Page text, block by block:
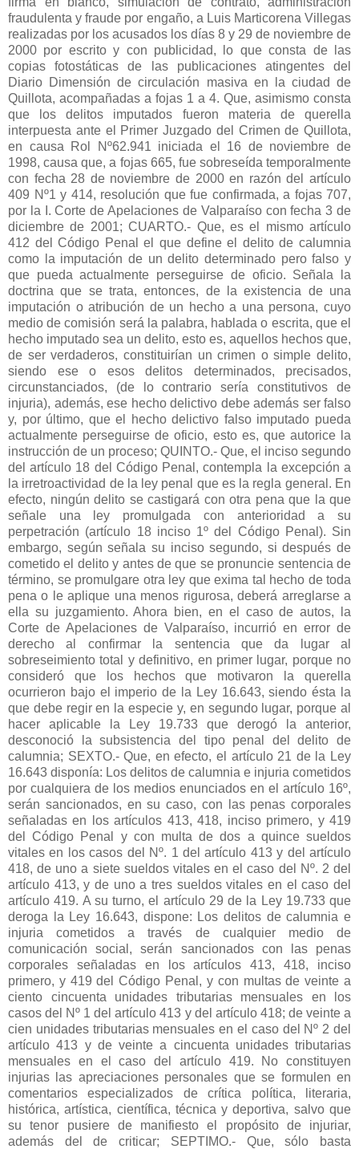
fraudulenta y fraude por engaño, a Luis Marticorena Villegas
realizadas por los acusados los días 8 y 29 de noviembre de
2000 por escrito y con publicidad, lo que consta de las
copias fotostáticas de las publicaciones atingentes del
Diario Dimensión de circulación masiva en la ciudad de
Quillota, acompañadas a fojas 1 a 4. Que, asimismo consta
que los delitos imputados fueron materia de querella
interpuesta ante el Primer Juzgado del Crimen de Quillota,
en causa Rol Nº62.941 iniciada el 16 de noviembre de
1998, causa que, a fojas 665, fue sobreseída temporalmente
con fecha 28 de noviembre de 2000 en razón del artículo
409 Nº1 y 414, resolución que fue confirmada, a fojas 707,
por la I. Corte de Apelaciones de Valparaíso con fecha 3 de
diciembre de 2001; CUARTO.- Que, es el mismo artículo
412 del Código Penal el que define el delito de calumnia
como la imputación de un delito determinado pero falso y
que pueda actualmente perseguirse de oficio. Señala la
doctrina que se trata, entonces, de la existencia de una
imputación o atribución de un hecho a una persona, cuyo
medio de comisión será la palabra, hablada o escrita, que el
hecho imputado sea un delito, esto es, aquellos hechos que,
de ser verdaderos, constituirían un crimen o simple delito,
siendo ese o esos delitos determinados, precisados,
circunstanciados, (de lo contrario sería constitutivos de
injuria), además, ese hecho delictivo debe además ser falso
y, por último, que el hecho delictivo falso imputado pueda
actualmente perseguirse de oficio, esto es, que autorice la
instrucción de un proceso; QUINTO.- Que, el inciso segundo
del artículo 18 del Código Penal, contempla la excepción a
la irretroactividad de la ley penal que es la regla general. En
efecto, ningún delito se castigará con otra pena que la que
señale una ley promulgada con anterioridad a su
perpetración (artículo 18 inciso 1º del Código Penal). Sin
embargo, según señala su inciso segundo, si después de
cometido el delito y antes de que se pronuncie sentencia de
término, se promulgare otra ley que exima tal hecho de toda
pena o le aplique una menos rigurosa, deberá arreglarse a
ella su juzgamiento. Ahora bien, en el caso de autos, la
Corte de Apelaciones de Valparaíso, incurrió en error de
derecho al confirmar la sentencia que da lugar al
sobreseimiento total y definitivo, en primer lugar, porque no
consideró que los hechos que motivaron la querella
ocurrieron bajo el imperio de la Ley 16.643, siendo ésta la
que debe regir en la especie y, en segundo lugar, porque al
hacer aplicable la Ley 19.733 que derogó la anterior,
desconoció la subsistencia del tipo penal del delito de
calumnia; SEXTO.- Que, en efecto, el artículo 21 de la Ley
16.643 disponía: Los delitos de calumnia e injuria cometidos
por cualquiera de los medios enunciados en el artículo 16º,
serán sancionados, en su caso, con las penas corporales
señaladas en los artículos 413, 418, inciso primero, y 419
del Código Penal y con multa de dos a quince sueldos
vitales en los casos del Nº. 1 del artículo 413 y del artículo
418, de uno a siete sueldos vitales en el caso del Nº. 2 del
artículo 413, y de uno a tres sueldos vitales en el caso del
artículo 419. A su turno, el artículo 29 de la Ley 19.733 que
deroga la Ley 16.643, dispone: Los delitos de calumnia e
injuria cometidos a través de cualquier medio de
comunicación social, serán sancionados con las penas
corporales señaladas en los artículos 413, 418, inciso
primero, y 419 del Código Penal, y con multas de veinte a
ciento cincuenta unidades tributarias mensuales en los
casos del Nº 1 del artículo 413 y del artículo 418; de veinte a
cien unidades tributarias mensuales en el caso del Nº 2 del
artículo 413 y de veinte a cincuenta unidades tributarias
mensuales en el caso del artículo 419. No constituyen
injurias las apreciaciones personales que se formulen en
comentarios especializados de crítica política, literaria,
histórica, artística, científica, técnica y deportiva, salvo que
su tenor pusiere de manifiesto el propósito de injuriar,
además del de criticar; SEPTIMO.- Que, sólo basta